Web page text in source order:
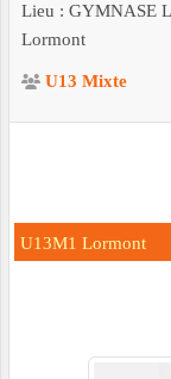
Lieu : GYMNASE
Lormont
U13 Mixte
U13M1 Lormont